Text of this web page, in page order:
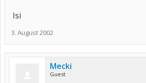
Isi
3. August 2002
Mecki
Guest